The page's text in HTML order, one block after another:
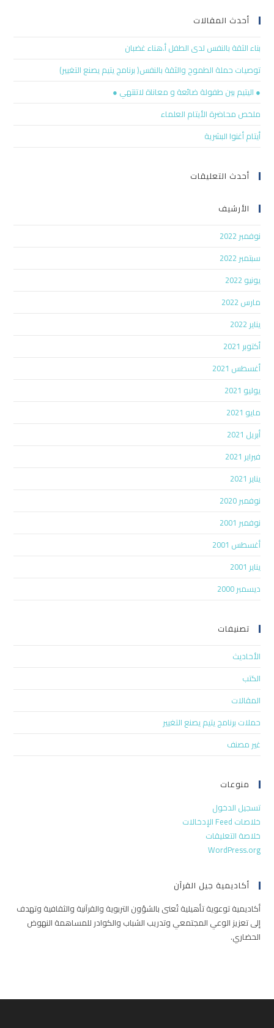
أحدث المقالات
بناء الثقة بالنفس لدى الطفل أ.هناء غضبان
توصيات حملة الطموح والثقة بالنفس( برنامج يتيم يصنع التغيير)
● اليتيم بين طفولة ضائعة و معاناة لاتنتهي ●
ملخص محاضرة الأيتام العلماء
أيتام أغنوا البشرية
أحدث التعليقات
الأرشيف
نوفمبر 2022
سبتمبر 2022
يونيو 2022
مارس 2022
يناير 2022
أكتوبر 2021
أغسطس 2021
يوليو 2021
مايو 2021
أبريل 2021
فبراير 2021
يناير 2021
نوفمبر 2020
نوفمبر 2001
أغسطس 2001
يناير 2001
ديسمبر 2000
تصنيفات
الأحاديث
الكتب
المقالات
حملات برنامج يتيم يصنع التغيير
غير مصنف
منوعات
تسجيل الدخول
خلاصات Feed الإدخالات
خلاصة التعليقات
WordPress.org
أكاديمية جيل القرآن
أكاديمية توعوية تأهيلية تُعنى بالشؤون التربوية والقرآنية والثقافية وتهدف
إلى تعزيز الوعي المجتمعي وتدريب الشباب والكوادر للمساهمة النهوض
الحضاري.